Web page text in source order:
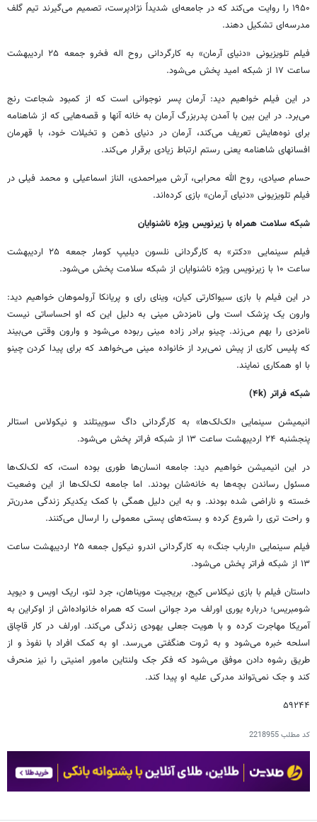
۱۹۵۰ را روایت می‌کند که در جامعه‌ای شدیداً نژادپرست، تصمیم می‌گیرند تیم گلف
مدرسه‌ای تشکیل دهند.
فیلم تلویزیونی «دنیای آرمان» به کارگردانی روح اله فخرو جمعه ۲۵ اردیبهشت
ساعت ۱۷ از شبکه امید پخش می‌شود.
در این فیلم خواهیم دید: آرمان پسر نوجوانی است که از کمبود شجاعت رنج
می‌برد. در این بین با آمدن پدربزرگ آرمان به خانه آنها و قصه‌هایی که از شاهنامه
برای نوه‌هایش تعریف می‌کند، آرمان در دنیای ذهن و تخیلات خود، با قهرمان
افسانهای‌ شاهنامه یعنی رستم ارتباط زیادی برقرار می‌کند.
حسام صیادی، روح الله محرابی، آرش میراحمدی، الناز اسماعیلی و محمد فیلی در
فیلم تلویزیونی «دنیای آرمان» بازی کرده‌اند.
شبکه سلامت همراه با زیرنویس ویژه ناشنوایان
فیلم سینمایی «دکتر» به کارگردانی نلسون دیلیپ کومار جمعه ۲۵ اردیبهشت
ساعت ۱۰ با زیرنویس ویژه ناشنوایان از شبکه سلامت پخش می‌شود.
در این فیلم با بازی سیواکارتی کیان، وینای رای و پریانکا آرولموهان خواهیم دید:
وارون یک پزشک است ولی نامزدش مینی به دلیل این که او احساساتی نیست
نامزدی را بهم می‌زند. چینو برادر زاده مینی ربوده می‌شود و وارون وقتی می‌بیند
که پلیس کاری از پیش نمی‌برد از خانواده مینی می‌خواهد که برای پیدا کردن چینو
با او همکاری نمایند.
شبکه فراتر (۴k)
انیمیشن سینمایی «لک‌لک‌ها» به کارگردانی داگ سوییتلند و نیکولاس استالر
پنجشنبه ۲۴ اردیبهشت ساعت ۱۳ از شبکه فراتر پخش می‌شود.
در این انیمیشن خواهیم دید: جامعه انسان‌ها طوری بوده است، که لک‌لک‌ها
مسئول رساندن بچه‌ها به خانه‌شان بودند. اما جامعه لک‌لک‌ها از این وضعیت
خسته و ناراضی شده بودند. و به این دلیل همگی با کمک یکدیکر زندگی مدرن‌تر
و راحت تری را شروع کرده و بسته‌های پستی معمولی را ارسال می‌کنند.
فیلم سینمایی «ارباب جنگ» به کارگردانی اندرو نیکول جمعه ۲۵ اردیبهشت ساعت
۱۳ از شبکه فراتر پخش می‌شود.
داستان فیلم با بازی نیکلاس کیج، بریجیت مویناهان، جرد لتو، اریک اویس و دیوید
شومبریس؛ درباره یوری اورلف مرد جوانی است که همراه خانواده‌اش از اوکراین به
آمریکا مهاجرت کرده و با هویت جعلی یهودی زندگی می‌کند. اورلف در کار قاچاق
اسلحه خبره می‌شود و به ثروت هنگفتی می‌رسد. او به کمک افراد با نفوذ و از
طریق رشوه دادن موفق می‌شود که فکر جک ولنتاین مامور امنیتی را نیز منحرف
کند و جک نمی‌تواند مدرکی علیه او پیدا کند.
۵۹۲۴۴
کد مطلب2218955